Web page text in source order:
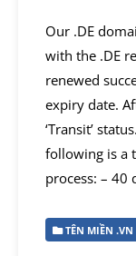
Our .DE
with the .DE
renewed
expiry date.
‘Transit’
following is a
process: – 40
TÊN MIỀN .VN